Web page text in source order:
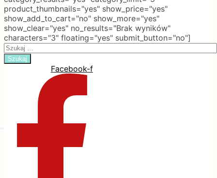
product_thumbnails="yes" show_price="yes"
show_add_to_cart="no" show_more="yes"
show_clear="yes" no_results="Brak wyników"
characters="3" floating="yes" submit_button="no"]
Search
for:
Facebook-f